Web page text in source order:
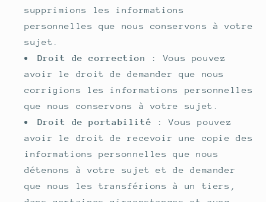
supprimions les informations
personnelles que nous conservons à votre
sujet.
Droit de correction
: Vous pouvez
avoir le droit de demander que nous
corrigions les informations personnelles
que nous conservons à votre sujet.
Droit de portabilité : Vous pouvez
avoir le droit de recevoir une copie des
informations personnelles que nous
détenons à votre sujet et de demander
que nous les transférions à un tiers,